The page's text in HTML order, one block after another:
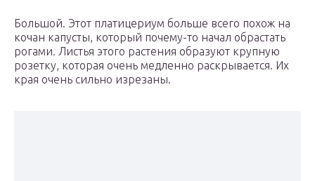
Большой. Этот платицериум больше всего похож на
кочан капусты, который почему-то начал обрастать
рогами. Листья этого растения образуют крупную
розетку, которая очень медленно раскрывается. Их
края очень сильно изрезаны.